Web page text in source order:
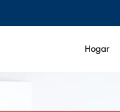
Hogar